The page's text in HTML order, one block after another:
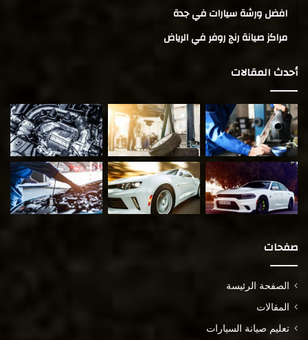
افضل ورشة سيارات في جدة
مراكز صيانة رنج روفر في الرياض
أحدث المقالات
صفحات
الصفحة الرئيسة
المقالات
تعليم صيانة السيارات